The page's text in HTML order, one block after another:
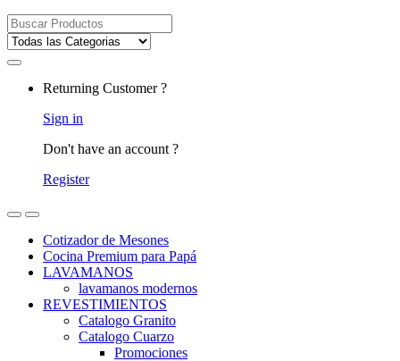
Search
for:
Returning Customer ?
Sign in
Don't have an account ?
Register
Cotizador de Mesones
Cocina Premium para Papá
LAVAMANOS
lavamanos modernos
REVESTIMIENTOS
Catalogo Granito
Catalogo Cuarzo
Promociones